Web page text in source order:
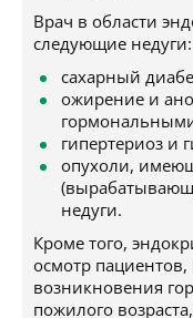
Врач в области
следующие недуги:
сахарный
ожирение и
гипертериоз и
опухоли,
недуги.
Кроме того,
осмотр
возникновения
пожилого